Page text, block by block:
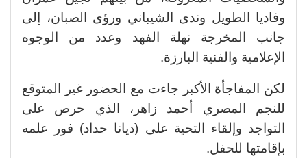
وفاديا الطويل وندى الشيباني ورؤى الصبان، إلى
جانب المخرجة نهلة الفهد وعدد من الوجوه
الإعلامية والفنية البارزة.
لكن المفاجأة الأكبر جاءت مع الحضور غير المتوقع
للنجم المصري أحمد زاهر، الذي حرص على
التواجد وإلقاء التحية على (ديانا حداد) فور علمه
بإقامتها للحفل.